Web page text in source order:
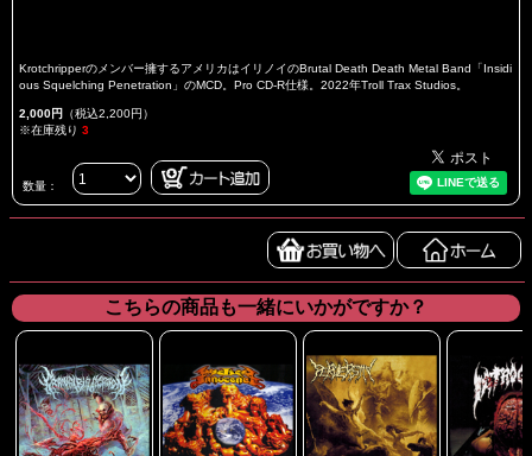
Krotchripperのメンバー擁するアメリカはイリノイのBrutal Death Death Metal Band「Insidi
ous Squelching Penetration」のMCD。Pro CD-R仕様。2022年Troll Trax Studios。
2,000円 （税込2,200円）
※在庫残り 3
数量：
こちらの商品も一緒にいかがですか？